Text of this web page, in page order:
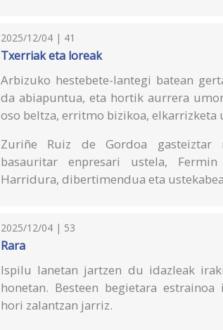
2025/12/04 | 41
Txerriak eta loreak
Arbizuko hestebete-lantegi batean
da abiapuntua, eta hortik aurrera
oso beltza, erritmo bizikoa,
Zuriñe Ruiz de Gordoa gasteiztar
basauritar enpresari ustela,
Harridura, dibertimendua eta
2025/12/04 | 53
Rara
Ispilu lanetan jartzen du idazleak
honetan. Besteen begietara
hori zalantzan jarriz.